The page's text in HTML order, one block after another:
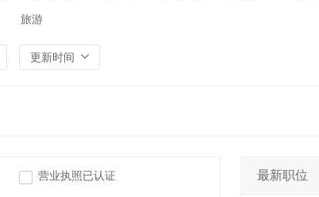
旅游
更新时间
营业执照已认证 最新职位